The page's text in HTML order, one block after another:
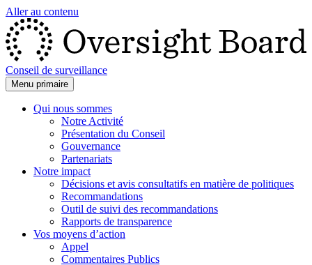
Aller au contenu
Conseil de surveillance
Menu primaire
Qui nous sommes
Notre Activité
Présentation du Conseil
Gouvernance
Partenariats
Notre impact
Décisions et avis consultatifs en matière de politiques
Recommandations
Outil de suivi des recommandations
Rapports de transparence
Vos moyens d’action
Appel
Commentaires Publics